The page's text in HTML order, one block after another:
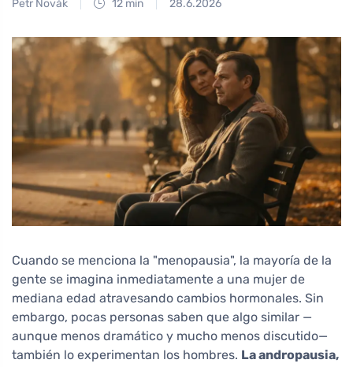
Petr Novák 12 min 28.6.2026
Cuando se menciona la "menopausia", la mayoría de la
gente se imagina inmediatamente a una mujer de
mediana edad atravesando cambios hormonales. Sin
embargo, pocas personas saben que algo similar —
aunque menos dramático y mucho menos discutido—
también lo experimentan los hombres. La andropausia,